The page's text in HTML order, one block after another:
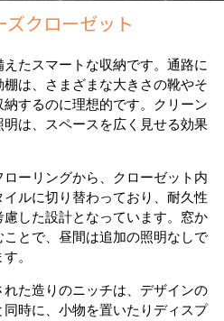
ズクローゼット
たスマートな収納です。通路に
は、さまざまな大きさの靴やそ
するのに理想的です。クリーン
は、スペースを広く見せる効果
ーリングから、クローゼット内
ルに切り替わっており、耐久性
した設計となっています。窓か
とで、昼間は追加の照明なしで
。
た造りのニッチは、デザインの
時に、小物を置いたりディスプ